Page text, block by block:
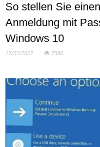
So stellen Sie
Anmeldung mit
Windows 10
17/02/2022 7586